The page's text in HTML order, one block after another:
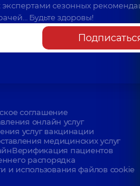
сезонных
Будьте здоровы!
соглашение
онлайн услуг
услуг вакцинации
медицинских услуг
Верификация пациентов
распорядка
и использования файлов cookie